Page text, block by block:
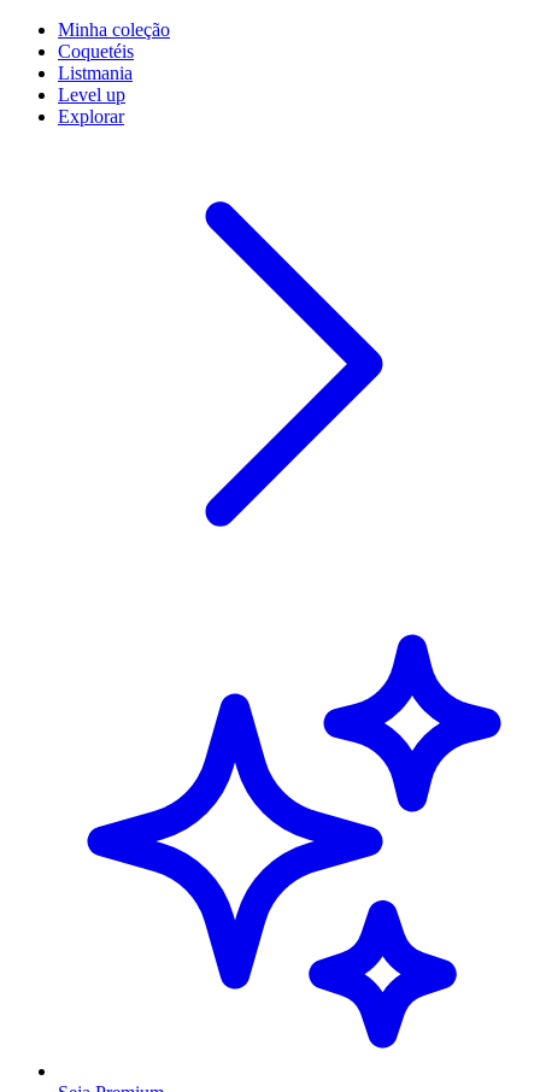
Minha coleção
Coquetéis
Listmania
Level up
Explorar